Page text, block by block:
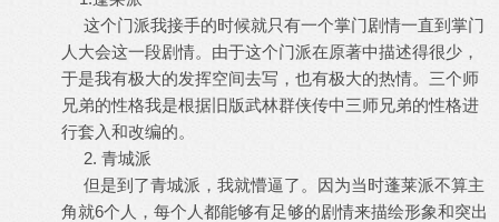
这个门派我接手的时候就只有一个掌门剧情一直到掌门
人大会这一段剧情。由于这个门派在原著中描述得很少，
于是我有极大的发挥空间去写，也有极大的热情。三个师
兄弟的性格我是根据旧版武林群侠传中三师兄弟的性格进
行套入和改编的。
2. 青城派
但是到了青城派，我就懵逼了。因为当时蓬莱派不算主
角就6个人，每个人都能够有足够的剧情来描绘形象和突出